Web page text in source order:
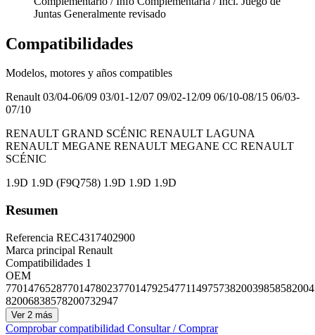
Juntas Generalmente revisado
Compatibilidades
Modelos, motores y años compatibles
Renault03/04-06/09 03/01-12/07 09/02-12/09 06/10-08/15 06/03-
07/10
RENAULT GRAND SCÉNIC RENAULT LAGUNA
RENAULT MEGANE RENAULT MEGANE CC RENAULT
SCÉNIC
1.9D 1.9D (F9Q758) 1.9D 1.9D 1.9D
Resumen
Referencia REC4317402900
Marca principal Renault
Compatibilidades 1
OEM
77014765287701478023770147925477114975738200398585
82006838578200732947
Ver 2 más
Comprobar compatibilidad Consultar / Comprar